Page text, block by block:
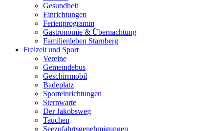
Gesundheit
Einrichtungen
Ferienprogramm
Gastronomie & Übernachtung
Familienleben Starnberg
Freizeit und Sport
Vereine
Gemeindebus
Geschirrmobil
Badeplatz
Sporteinrichtungen
Sternwarte
Der Jakobsweg
Tauchen
Seezufahrtsgenehmigungen